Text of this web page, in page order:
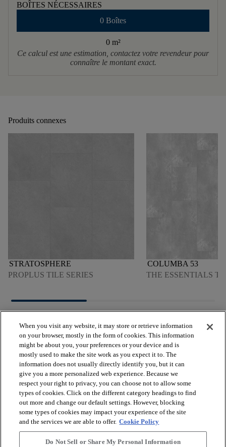
BOÎTES NÉCESSAIRES
0 Boîtes
0 m²
Ce calcul est une estimation, contactez votre revendeur pour
connaître le montant exact.
Produits connexes
STRATOSPHERE
PROPLUS TILE SERIES
COLUMBA 53
THE ESSENTIALS
VOIR LES PRODUITS
OUTILS UTILES
When you visit any website, it may store or retrieve information
on your browser, mostly in the form of cookies. This information
might be about you, your preferences or your device and is
mostly used to make the site work as you expect it to. The
information does not usually directly identify you, but it can
give you a more personalized web experience. Because we
respect your right to privacy, you can choose not to allow some
types of cookies. Click on the different category headings to find
out more and change our default settings. However, blocking
some types of cookies may impact your experience of the site
and the services we are able to offer. Cookie Policy
Do Not Sell or Share My Personal Information